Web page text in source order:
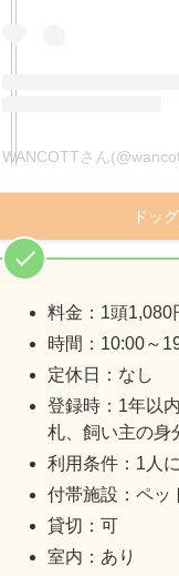
WANCOTTさん
ドッ
料金：1頭1,080
時間：10:00～
定休日：なし
登録時：1年以
札、飼い主の身
利用条件：1人
付帯施設：ペッ
貸切：可
室内：あり